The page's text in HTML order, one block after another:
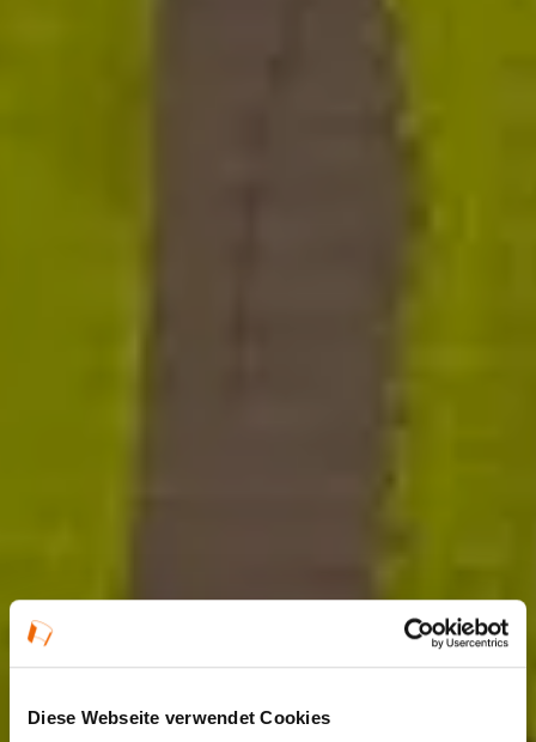
Diese Webseite verwendet Cookies